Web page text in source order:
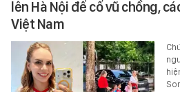
lên Hà Nội để cổ vũ chồng,
Việt Nam